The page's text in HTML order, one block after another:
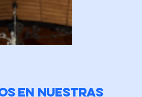
EN NUESTRAS